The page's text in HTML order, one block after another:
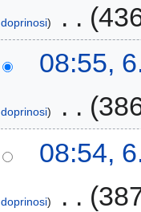
doprinosi
08:55,
doprinosi
08:54,
doprinosi